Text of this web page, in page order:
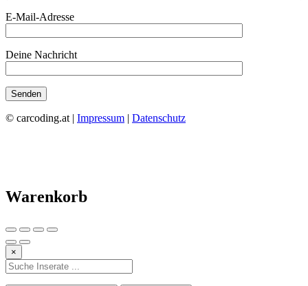
E-Mail-Adresse
Deine Nachricht
© carcoding.at | Impressum | Datenschutz
Warenkorb
×